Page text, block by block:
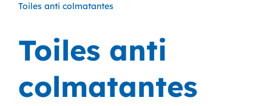
Toiles anti colmatantes
Toiles anti
colmatantes